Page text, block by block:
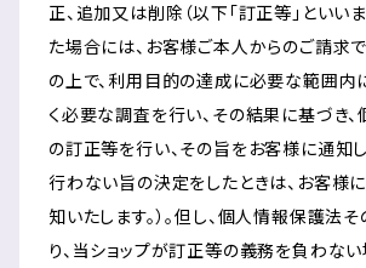
正、追加又は削除（以下「訂正等」といい
た場合には、お客様ご本人からのご請求
の上で、利用目的の達成に必要な範囲内
く必要な調査を行い、その結果に基づき
の訂正等を行い、その旨をお客様に通知
行わない旨の決定をしたときは、お客様
知いたします。）。但し、個人情報保護法
り、当ショップが訂正等の義務を負わない